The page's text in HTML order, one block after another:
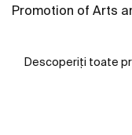
Promotion of Arts
Descoperiți toate